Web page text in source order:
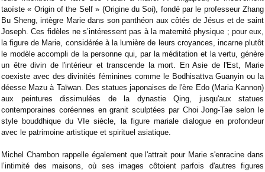
taoïste « Origin of the Self » (Origine du Soi), fondé par le professeur Zhang
Bu Sheng, intègre Marie dans son panthéon aux côtés de Jésus et de saint
Joseph. Ces fidèles ne s’intéressent pas à la maternité physique ; pour eux,
la figure de Marie, considérée à la lumière de leurs croyances, incarne plutôt
le modèle accompli de la personne qui, par la méditation et la vertu, génère
un être divin de l'intérieur et transcende la mort. En Asie de l'Est, Marie
coexiste avec des divinités féminines comme le Bodhisattva Guanyin ou la
déesse Mazu à Taïwan. Des statues japonaises de l'ère Edo (Maria Kannon)
aux peintures dissimulées de la dynastie Qing, jusqu'aux statues
contemporaines coréennes en granit sculptées par Choi Jong-Tae selon le
style bouddhique du VIe siècle, la figure mariale dialogue en profondeur
avec le patrimoine artistique et spirituel asiatique.
Michel Chambon rappelle également que l'attrait pour Marie s'enracine dans
l’intimité des maisons, où ses images côtoient parfois d'autres figures